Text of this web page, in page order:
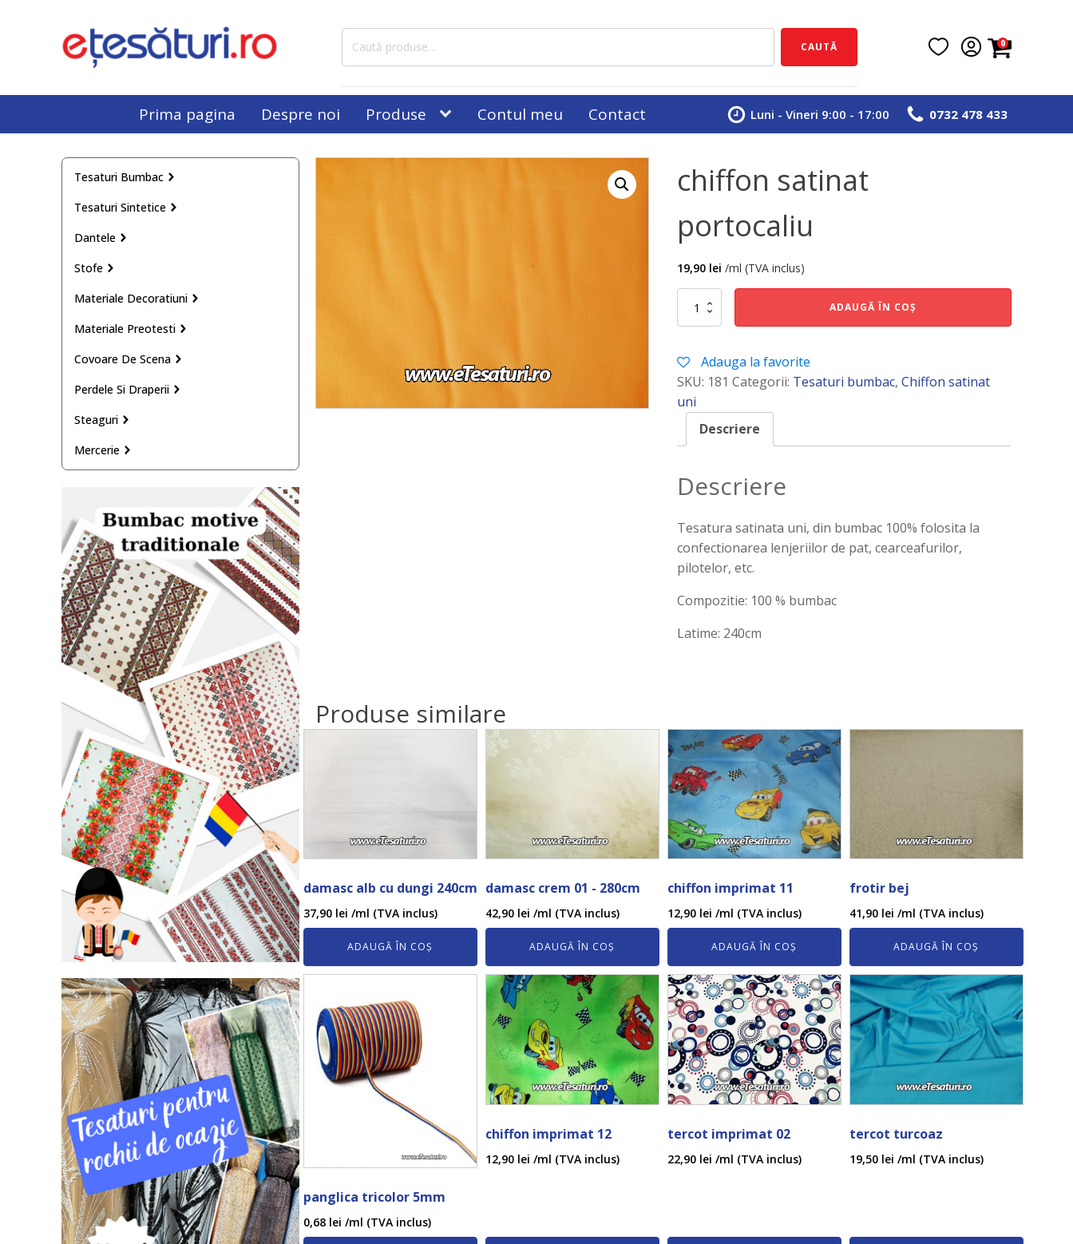
Caută
CAUTĂ 0
Prima pagina Despre noi Produse Contul meu Contact Luni - Vineri 9:00 - 17:00 0732 478 433
Tesaturi Bumbac
Tesaturi Sintetice
Dantele
Stofe
Materiale Decoratiuni
Materiale Preotesti
Covoare De Scena
Perdele Si Draperii
Steaguri
Mercerie
chiffon satinat
portocaliu
19,90 lei /ml (TVA inclus)
Cantitate
ADAUGĂ ÎN COȘ
Adauga la favorite
SKU: 181 Categorii: Tesaturi bumbac,Chiffon satinat
uni
Descriere
Descriere
Tesatura satinata uni, din bumbac 100% folosita la
confectionarea lenjeriilor de pat, cearceafurilor,
pilotelor, etc.
Compozitie: 100 % bumbac
Latime: 240cm
Produse similare
damasc alb cu dungi 240cm
37,90 lei /ml (TVA inclus)
ADAUGĂ ÎN COȘ
damasc crem 01 - 280cm
42,90 lei /ml (TVA inclus)
ADAUGĂ ÎN COȘ
chiffon imprimat 11
12,90 lei /ml (TVA inclus)
ADAUGĂ ÎN COȘ
frotir bej
41,90 lei /ml (TVA inclus)
ADAUGĂ ÎN COȘ
panglica tricolor 5mm
0,68 lei /ml (TVA inclus)
chiffon imprimat 12
12,90 lei /ml (TVA inclus)
tercot imprimat 02
22,90 lei /ml (TVA inclus)
tercot turcoaz
19,50 lei /ml (TVA inclus)